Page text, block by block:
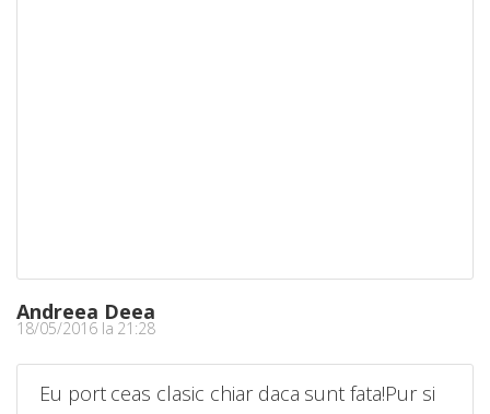
Andreea Deea
18/05/2016 la 21:28
Eu port ceas clasic chiar daca sunt fata!Pur si